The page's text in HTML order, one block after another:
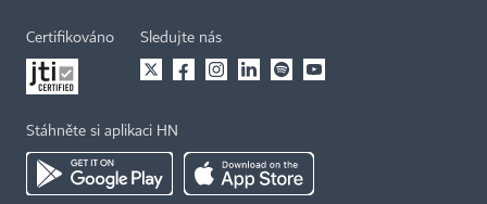
Certifikováno Sledujte nás
Stáhněte si aplikaci HN